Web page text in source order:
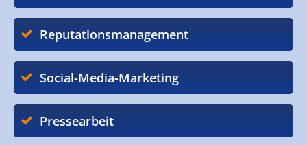
Reputationsmanagement
Social-Media-Marketing
Pressearbeit